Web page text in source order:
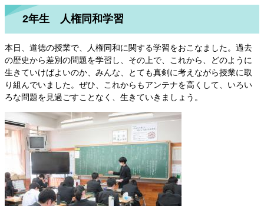
2年生 人権同和学習
本日、道徳の授業で、人権同和に関する学習をおこなました。過去
の歴史から差別の問題を学習し、その上で、これから、どのように
生きていけばよいのか、みんな、とても真剣に考えながら授業に取
り組んでいました。ぜひ、これからもアンテナを高くして、いろい
ろな問題を見過ごすことなく、生きていきましょう。